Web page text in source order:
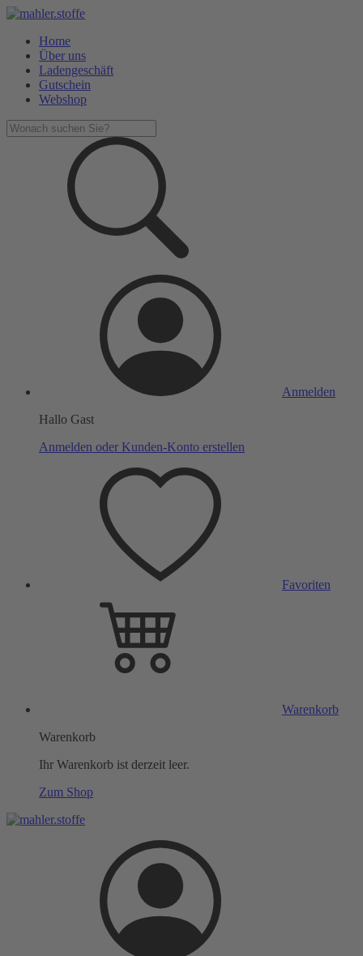
Home
Über uns
Ladengeschäft
Gutschein
Webshop
Anmelden
Hallo Gast
Anmelden oder Kunden-Konto erstellen
Favoriten
Warenkorb
Warenkorb
Ihr Warenkorb ist derzeit leer.
Zum Shop